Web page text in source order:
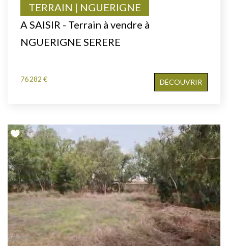
A SAISIR - Terrain à vendre à
NGUERIGNE SERERE
TERRAIN | NGUERIGNE
76 282 € DÉCOUVRIR